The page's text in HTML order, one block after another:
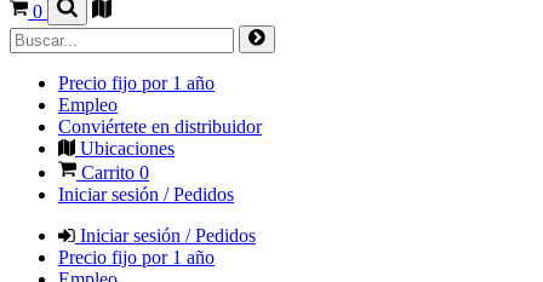
0
Precio fijo por 1 año
Empleo
Conviértete en distribuidor
Ubicaciones
Carrito 0
Iniciar sesión / Pedidos
Iniciar sesión / Pedidos
Precio fijo por 1 año